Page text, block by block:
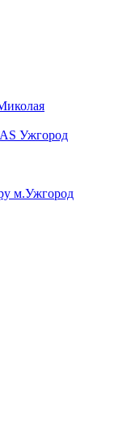
Ужгород
м.Ужгород